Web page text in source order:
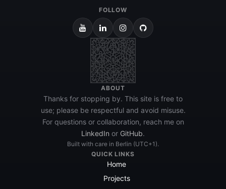
ABOUT
Thanks for stopping by. This site is free to
use; please be respectful and avoid misuse.
For questions or collaboration, reach me on
LinkedIn or GitHub.
Built with care in Berlin (UTC+1).
QUICK LINKS
Home
Projects
FOLLOW